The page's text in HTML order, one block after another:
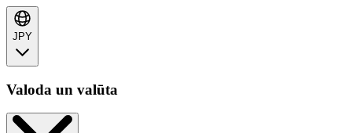
JPY
Valoda un valūta